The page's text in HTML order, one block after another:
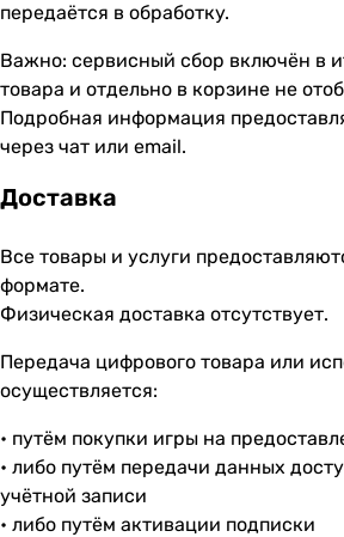
передаётся в обработку.
Важно: сервисный сбор включён в
товара и отдельно в корзине не
Подробная информация
через чат или email.
Доставка
Все товары и услуги
формате.
Физическая доставка отсутствует.
Передача цифрового товара или
осуществляется:
• путём покупки игры на
• либо путём передачи данных
учётной записи
• либо путём активации подписки